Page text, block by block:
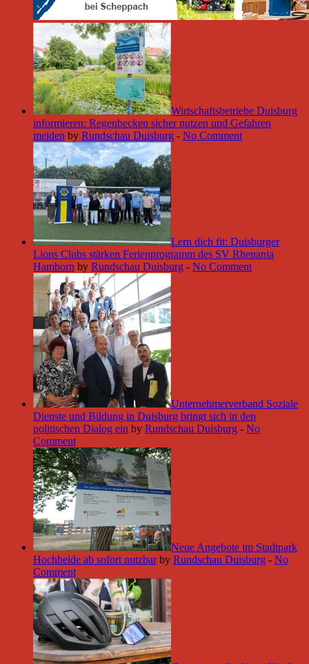
Wirtschaftsbetriebe Duisburg
informieren: Regenbecken sicher nutzen und Gefahren
meiden by Rundschau Duisburg - No Comment
Lern dich fit: Duisburger
Lions Clubs stärken Ferienprogramm des SV Rhenania
Hamborn by Rundschau Duisburg - No Comment
Unternehmerverband Soziale
Dienste und Bildung in Duisburg bringt sich in den
politischen Dialog ein by Rundschau Duisburg - No
Comment
Neue Angebote im Stadtpark
Hochheide ab sofort nutzbar by Rundschau Duisburg - No
Comment